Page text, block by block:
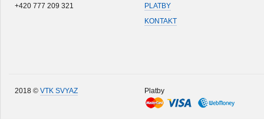
+420 777 209 321
PLATBY
KONTAKT
2018 © VTK SVYAZ Platby